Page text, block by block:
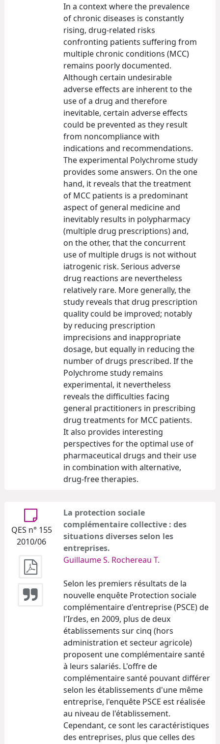
In a context where the prevalence
of chronic diseases is constantly
rising, drug-related risks
confronting patients suffering from
multiple chronic conditions (MCC)
remains poorly documented.
Although certain undesirable
adverse effects are inherent to the
use of a drug and therefore
inevitable, certain adverse effects
could be prevented as they result
from noncompliance with
indications and recommendations.
The experimental Polychrome study
provides some answers. On the one
hand, it reveals that the treatment
of MCC patients is a predominant
aspect of general medicine and
inevitably results in polypharmacy
(multiple drug prescriptions) and,
on the other, that the concurrent
use of multiple drugs is not without
iatrogenic risk. Serious adverse
drug reactions are nevertheless
relatively rare. More generally, the
study reveals that drug prescription
quality could be improved; notably
by reducing prescription
imprecisions and inappropriate
dosage, but equally in reducing the
number of drugs prescribed. If the
Polychrome study remains
experimental, it nevertheless
reveals the difficulties facing
general practitioners in prescribing
drug treatments for MCC patients.
It also provides interesting
perspectives for the optimal use of
pharmaceutical drugs and their use
in combination with alternative,
drug-free therapies.
QES n° 155
2010/06
La protection sociale
complémentaire collective : des
situations diverses selon les
entreprises.
Guillaume S. Rochereau T.
Selon les premiers résultats de la
nouvelle enquête Protection sociale
complémentaire d'entreprise (PSCE) de
l'Irdes, en 2009, plus de deux
établissements sur cinq (hors
administration et secteur agricole)
proposent une complémentaire santé
à leurs salariés. L'offre de
complémentaire santé pouvant différer
selon les établissements d'une même
entreprise, l'enquête PSCE est réalisée
au niveau de l'établissement.
Cependant, ce sont les caractéristiques
des entreprises, plus que celles des